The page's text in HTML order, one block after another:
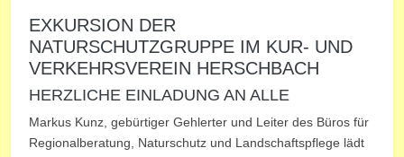
EXKURSION DER
NATURSCHUTZGRUPPE IM KUR- UND
VERKEHRSVEREIN HERSCHBACH
HERZLICHE EINLADUNG AN ALLE
Markus Kunz, gebürtiger Gehlerter und Leiter des Büros für
Regionalberatung, Naturschutz und Landschaftspflege lädt